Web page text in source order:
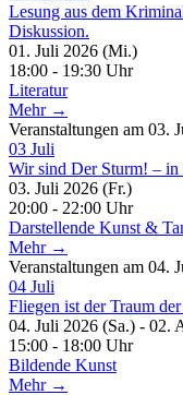
Lesung aus dem
Diskussion.
01. Juli 2026 (Mi.)
18:00 - 19:30 Uhr
Literatur
Mehr →
Veranstaltungen am 03.
03 Juli
Wir sind Der Sturm! – in
03. Juli 2026 (Fr.)
20:00 - 22:00 Uhr
Darstellende Kunst &
Mehr →
Veranstaltungen am 04.
04 Juli
Fliegen ist der Traum
04. Juli 2026 (Sa.) - 02.
15:00 - 18:00 Uhr
Bildende Kunst
Mehr →